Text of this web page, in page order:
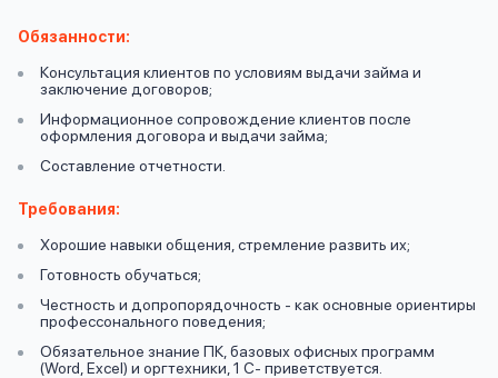
Обязанности:
Консультация клиентов по условиям выдачи займа и
заключение договоров;
Информационное сопровождение клиентов после
оформления договора и выдачи займа;
Составление отчетности.
Требования:
Хорошие навыки общения, стремление развить их;
Готовность обучаться;
Честность и допропорядочность - как основные ориентиры
профессонального поведения;
Обязательное знание ПК, базовых офисных программ
(Word, Excel) и оргтехники, 1 С- приветствуется.
Задать
Ок
Ок
политикой
даю
согласие
на
обработку
личных